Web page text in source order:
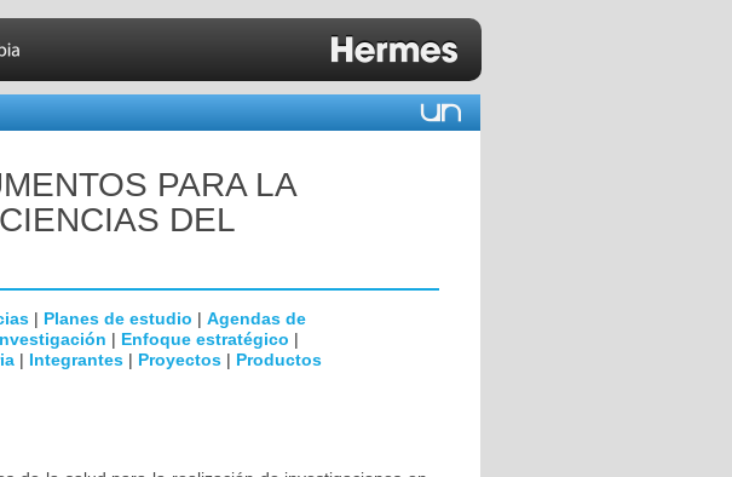
PARA LA
DEL
| Planes de estudio | Agendas de
| Enfoque estratégico |
| Integrantes | Proyectos | Productos